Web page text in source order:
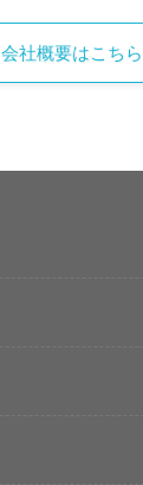
会社概要はこちら